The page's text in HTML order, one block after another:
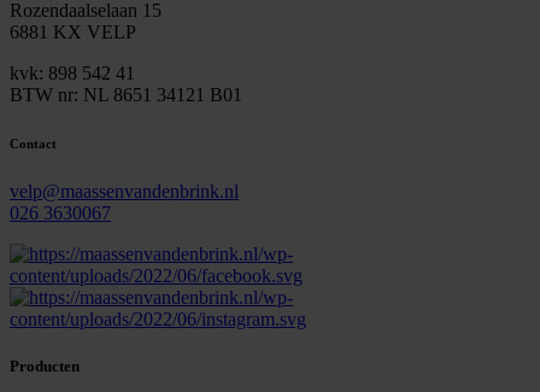
Rozendaalselaan 15
6881 KX VELP
kvk: 898 542 41
BTW nr: NL 8651 34121 B01
Contact
velp@maassenvandenbrink.nl
026 3630067
Producten